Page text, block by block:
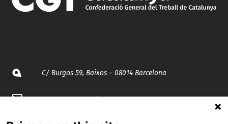
C/ Burgos 59, Baixos – 08014 Barcelona
spccc@spcgtcatalunya.cat